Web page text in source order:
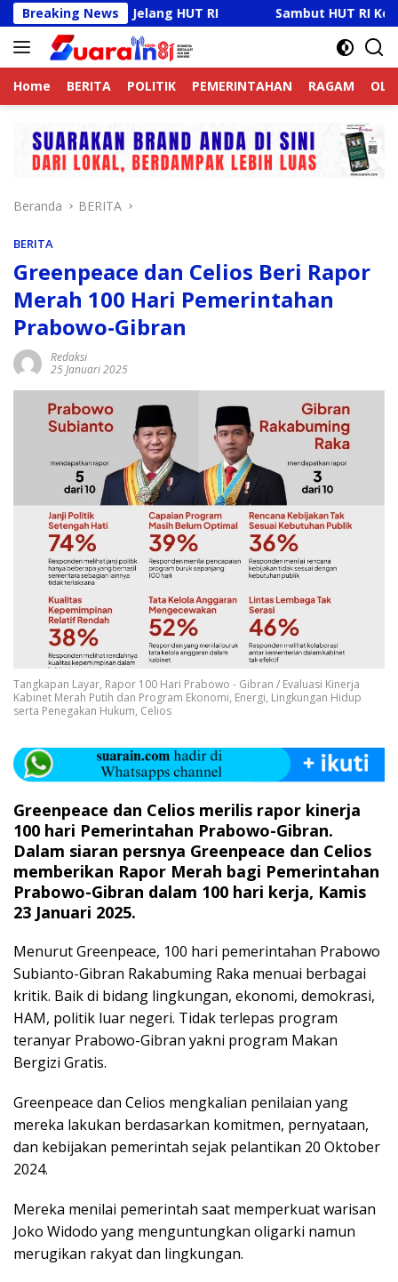
Langsung
ke
konten
Breaking News
Jelang HUT RI Sambut HUT RI Ke-81, Ricky
Home BERITA POLITIK PEMERINTAHAN RAGAM
Beranda BERITA
BERITA
Greenpeace dan Celios Beri Rapor
Merah 100 Hari Pemerintahan
Prabowo-Gibran
Redaksi
25 Januari 2025
Tangkapan Layar, Rapor 100 Hari Prabowo - Gibran / Evaluasi Kinerja
Kabinet Merah Putih dan Program Ekonomi, Energi, Lingkungan Hidup
serta Penegakan Hukum, Celios
Greenpeace dan Celios merilis rapor kinerja
100 hari Pemerintahan Prabowo-Gibran.
Dalam siaran persnya Greenpeace dan Celios
memberikan Rapor Merah bagi Pemerintahan
Prabowo-Gibran dalam 100 hari kerja, Kamis
23 Januari 2025.
Menurut Greenpeace, 100 hari pemerintahan Prabowo
Subianto-Gibran Rakabuming Raka menuai berbagai
kritik. Baik di bidang lingkungan, ekonomi, demokrasi,
HAM, politik luar negeri. Tidak terlepas program
teranyar Prabowo-Gibran yakni program Makan
Bergizi Gratis.
Greenpeace dan Celios mengkalian penilaian yang
mereka lakukan berdasarkan komitmen, pernyataan,
dan kebijakan pemerintah sejak pelantikan 20 Oktober
2024.
Mereka menilai pemerintah saat memperkuat warisan
Joko Widodo yang menguntungkan oligarki namun
merugikan rakyat dan lingkungan.